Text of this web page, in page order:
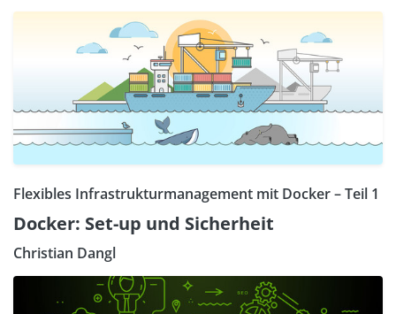
Flexibles Infrastrukturmanagement mit Docker – Teil 1
Docker: Set-up und Sicherheit
Christian Dangl